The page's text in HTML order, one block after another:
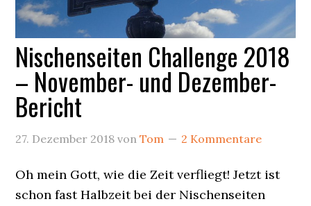
Nischenseiten Challenge 2018
– November- und Dezember-
Bericht
27. Dezember 2018 vonTom 2 Kommentare
Oh mein Gott, wie die Zeit verfliegt! Jetzt ist
schon fast Halbzeit bei der Nischenseiten